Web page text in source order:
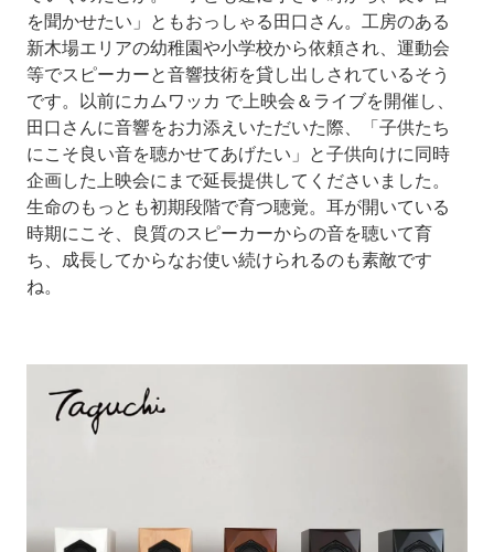
を聞かせたい」ともおっしゃる田口さん。工房のある
新木場エリアの幼稚園や小学校から依頼され、運動会
等でスピーカーと音響技術を貸し出しされているそう
です。以前にカムワッカ で上映会＆ライブを開催し、
田口さんに音響をお力添えいただいた際、「子供たち
にこそ良い音を聴かせてあげたい」と子供向けに同時
企画した上映会にまで延長提供してくださいました。
生命のもっとも初期段階で育つ聴覚。耳が開いている
時期にこそ、良質のスピーカーからの音を聴いて育
ち、成長してからなお使い続けられるのも素敵です
ね。